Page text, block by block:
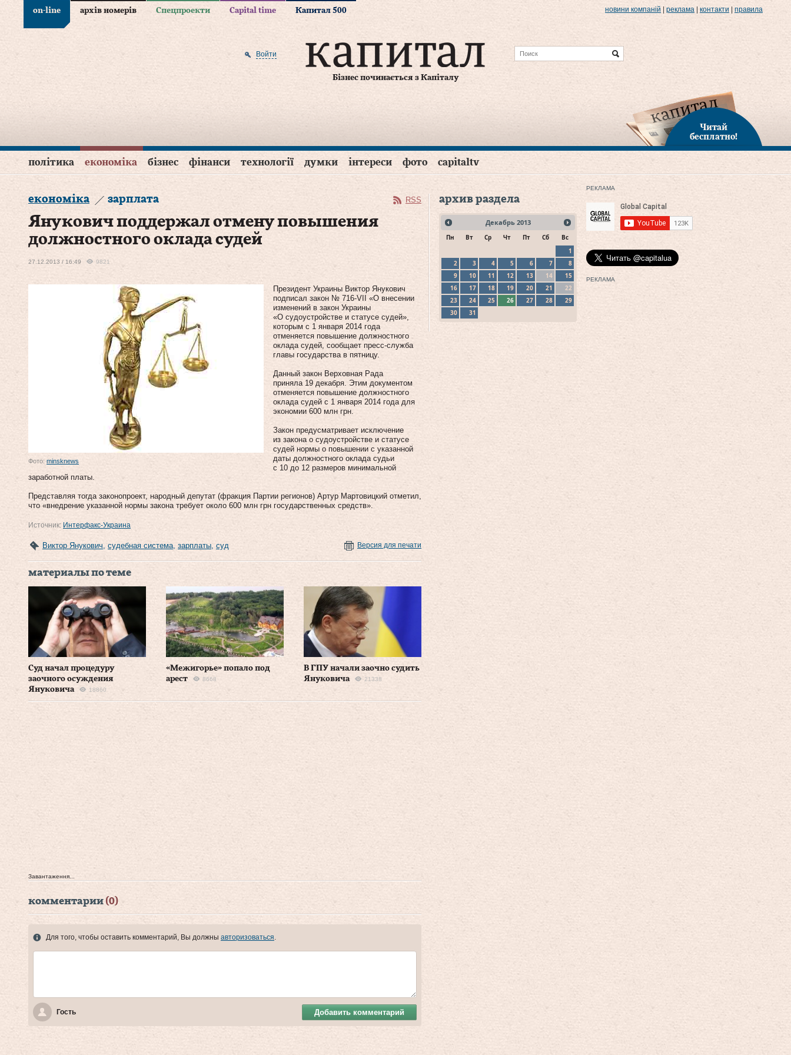
on-line архів номерів Спецпроекти Capital time Капитал 500 новини компаній реклама контакти правила
Бізнес починається з Капіталу
Войти
Читай
бесплатно!
політика економіка бізнес фінанси технології думки інтереси фото capitaltv
економіка зарплата RSS
Янукович поддержал отмену повышения
должностного оклада судей
27.12.2013 / 16:49 9821
Фото: minsknews
Президент Украины Виктор Янукович
подписал закон № 716-VII «О внесении
изменений в закон Украины
«О судоустройстве и статусе судей»,
которым с 1 января 2014 года
отменяется повышение должностного
оклада судей, сообщает пресс-служба
главы государства в пятницу.
Данный закон Верховная Рада
приняла 19 декабря. Этим документом
отменяется повышение должностного
оклада судей с 1 января 2014 года для
экономии 600 млн грн.
Закон предусматривает исключение
из закона о судоустройстве и статусе
судей нормы о повышении с указанной
даты должностного оклада судьи
с 10 до 12 размеров минимальной
заработной платы.
Представляя тогда законопроект, народный депутат (фракция Партии регионов) Артур Мартовицкий отметил,
что «внедрение указанной нормы закона требует около 600 млн грн государственных средств».
Источник: Интерфакс-Украина
Виктор Янукович, судебная система, зарплаты, суд Версия для печати
материалы по теме
Суд начал процедуру
заочного осуждения
Януковича
18860
«Межигорье» попало под
арест
8668
В ГПУ начали заочно судить
Януковича
21338
Завантаження...
комментарии(0)
Для того, чтобы оставить комментарий, Вы должны авторизоваться.
Гость Добавить комментарий
архив раздела
Декабрь 2013
Пн Вт Ср Чт Пт Сб
Вс
1
2
3 4 5 6 7
8
9
10 11 12 13 14
15
16
17 18 19 20 21
22
23
24 25 26 27 28
29
30
31
РЕКЛАМА
РЕКЛАМА